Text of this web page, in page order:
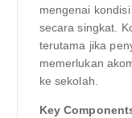
mengenai
secara singkat.
terutama jika
memerlukan
ke sekolah.
Key